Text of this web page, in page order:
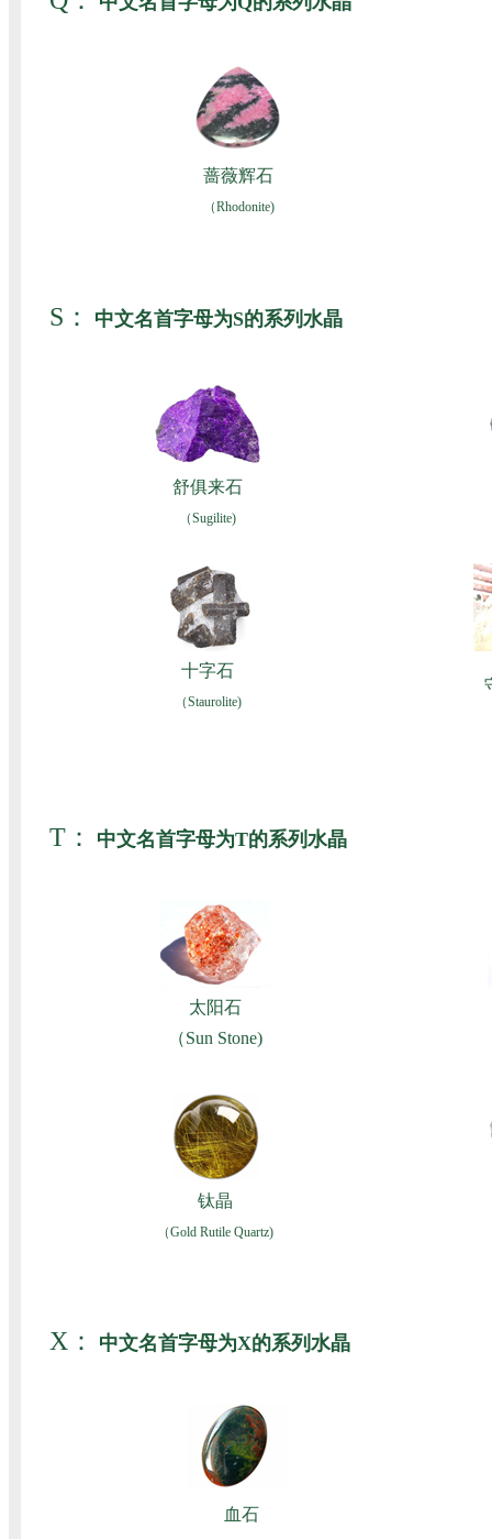
蔷薇辉石
（Rhodonite)
S： 中文名首字母为S的系列水晶
舒俱来石
（Sugilite)
十字石
（Staurolite)
T： 中文名首字母为T的系列水晶
太阳石
（Sun Stone)
钛晶
（Gold Rutile Quartz)
X： 中文名首字母为X的系列水晶
血石